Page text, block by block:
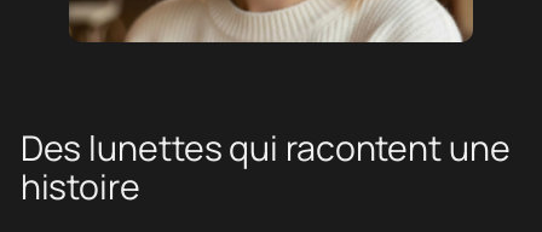
Des lunettes qui racontent une
histoire